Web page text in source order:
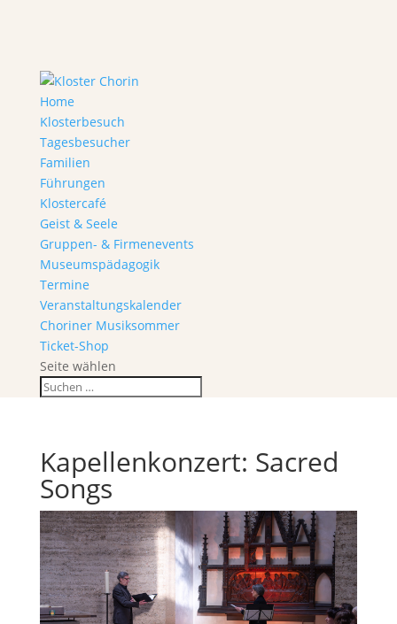
Home
Klosterbesuch
Tagesbesucher
Familien
Führungen
Klostercafé
Geist & Seele
Gruppen- & Firmenevents
Museumspädagogik
Termine
Veranstaltungskalender
Choriner Musiksommer
Ticket-Shop
Seite wählen
Kapellenkonzert: Sacred
Songs